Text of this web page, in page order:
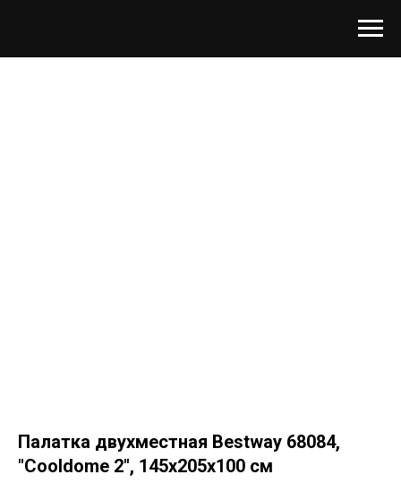
Палатка двухместная Bestway 68084,
"Cooldome 2", 145x205x100 см